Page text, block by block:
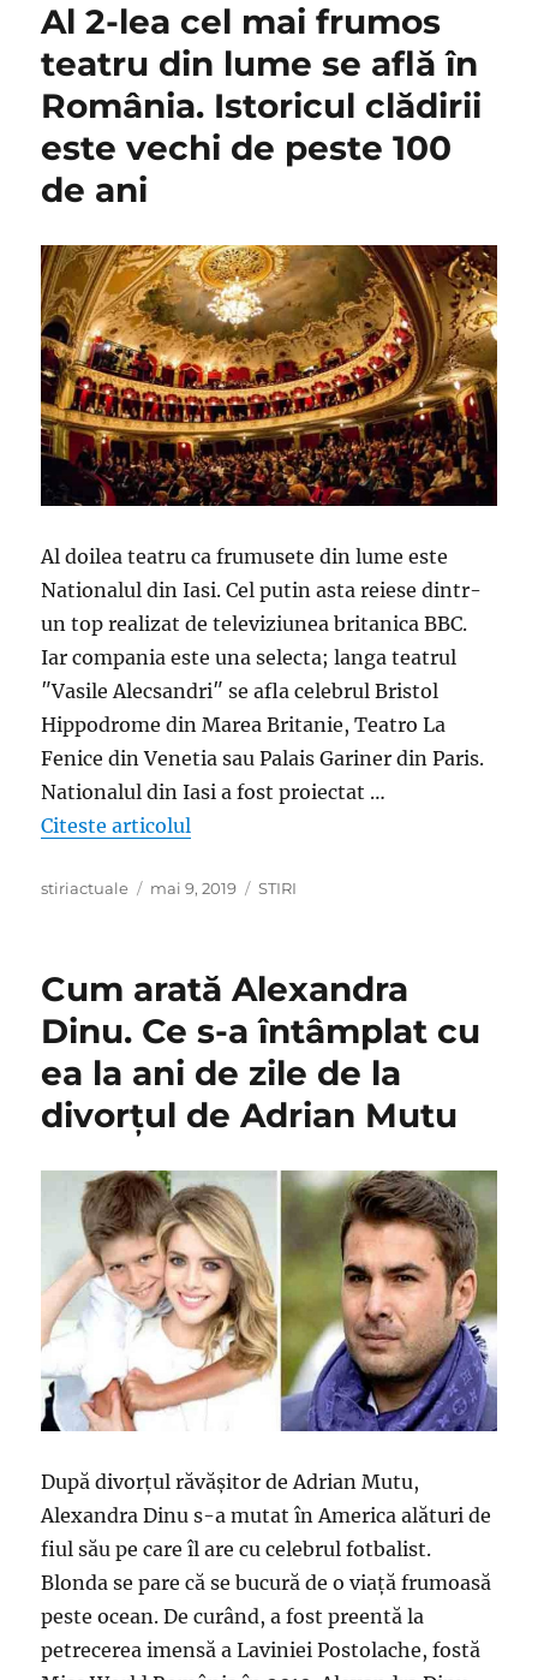
Al 2-lea cel mai frumos
teatru din lume se află în
România. Istoricul clădirii
este vechi de peste 100
de ani
Al doilea teatru ca frumusete din lume este
Nationalul din Iasi. Cel putin asta reiese dintr-
un top realizat de televiziunea britanica BBC.
Iar compania este una selecta; langa teatrul
″Vasile Alecsandri″⁣ se afla celebrul Bristol
Hippodrome din Marea Britanie, Teatro La
Fenice din Venetia sau Palais Gariner din Paris.
Nationalul din Iasi a fost proiectat …
Citeste articolul
Author
stiriactuale
Posted
mai 9, 2019 Categories
STIRI
Cum arată Alexandra
Dinu. Ce s-a întâmplat cu
ea la ani de zile de la
divorțul de Adrian Mutu
După divorțul răvășitor de Adrian Mutu,
Alexandra Dinu s-a mutat în America alături de
fiul său pe care îl are cu celebrul fotbalist.
Blonda se pare că se bucură de o viață frumoasă
peste ocean. De curând, a fost preentă la
petrecerea imensă a Laviniei Postolache, fostă